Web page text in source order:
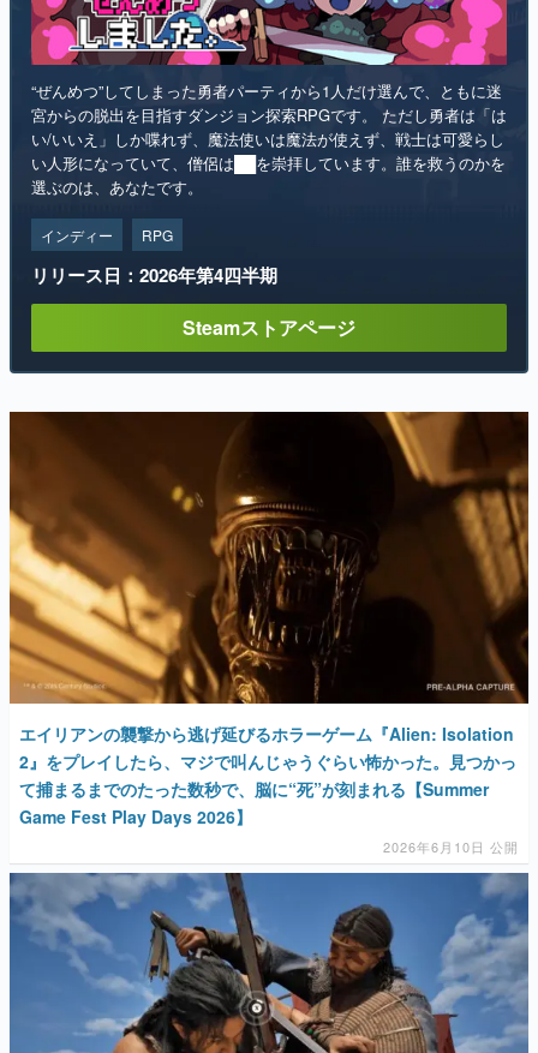
“ぜんめつ”してしまった勇者パーティから1人だけ選んで、ともに迷
宮からの脱出を目指すダンジョン探索RPGです。 ただし勇者は「は
い/いいえ」しか喋れず、魔法使いは魔法が使えず、戦士は可愛らし
い人形になっていて、僧侶は██を崇拝しています。誰を救うのかを
選ぶのは、あなたです。
インディー RPG
リリース日：2026年第4四半期
Steamストアページ
エイリアンの襲撃から逃げ延びるホラーゲーム『Alien: Isolation
2』をプレイしたら、マジで叫んじゃうぐらい怖かった。見つかっ
て捕まるまでのたった数秒で、脳に“死”が刻まれる【Summer
Game Fest Play Days 2026】
2026年6月10日 公開